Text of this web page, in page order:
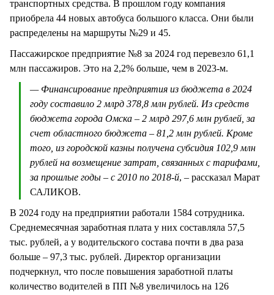
транспортных средства. В прошлом году компания
приобрела 44 новых автобуса большого класса. Они были
распределены на маршруты №29 и 45.
Пассажирское предприятие №8 за 2024 год перевезло 61,1
млн пассажиров. Это на 2,2% больше, чем в 2023-м.
— Финансирование предприятия из бюджета в 2024
году составило 2 млрд 378,8 млн рублей. Из средств
бюджета города Омска – 2 млрд 297,6 млн рублей, за
счет областного бюджета – 81,2 млн рублей. Кроме
того, из городской казны получена субсидия 102,9 млн
рублей на возмещение затрат, связанных с тарифами,
за прошлые годы – с 2010 по 2018-й, – рассказал Марат
САЛИКОВ.
В 2024 году на предприятии работали 1584 сотрудника.
Среднемесячная заработная плата у них составляла 57,5
тыс. рублей, а у водительского состава почти в два раза
больше – 97,3 тыс. рублей. Директор организации
подчеркнул, что после повышения заработной платы
количество водителей в ПП №8 увеличилось на 126